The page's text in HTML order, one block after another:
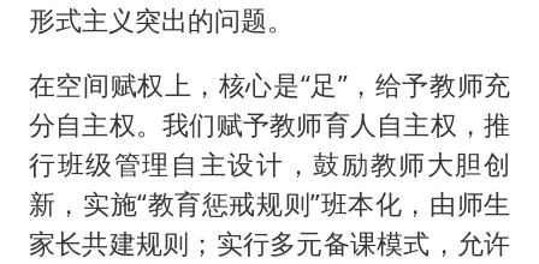
形式主义突出的问题。
在空间赋权上，核心是“足”，给予教师充
分自主权。我们赋予教师育人自主权，推
行班级管理自主设计，鼓励教师大胆创
新，实施“教育惩戒规则”班本化，由师生
家长共建规则；实行多元备课模式，允许